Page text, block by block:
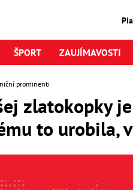
ŠPORT ZAUJÍMAVOSTI
prominenti
zlatokopky
to urobila,